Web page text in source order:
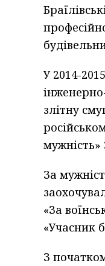
У 2014-
злітну
мужність»
За
«За
«Учасник
З